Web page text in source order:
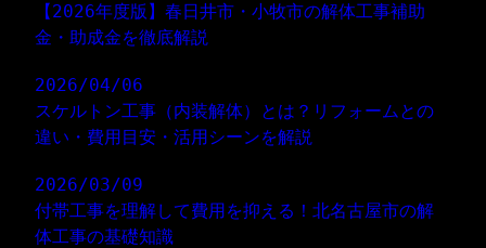
【2026年度版】春日井市・小牧市の解体工事補助
金・助成金を徹底解説
2026/04/06
スケルトン工事（内装解体）とは？リフォームとの
違い・費用目安・活用シーンを解説
2026/03/09
付帯工事を理解して費用を抑える！北名古屋市の解
体工事の基礎知識